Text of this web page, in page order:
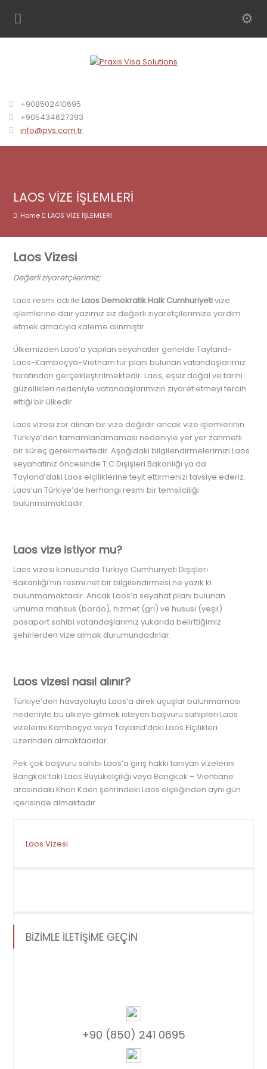
+908502410695
+905434627393
info@pvs.com.tr
LAOS VİZE İŞLEMLERİ
Home LAOS VİZE İŞLEMLERİ
Laos Vizesi
Değerli ziyaretçilerimiz;
Laos resmi adı ile Laos Demokratik Halk Cumhuriyetivize
işlemlerine dair yazımız siz değerli ziyaretçilerimize yardım
etmek amacıyla kaleme alınmıştır.
Ülkemizden Laos’a yapılan seyahatler genelde Tayland-
Laos-Kamboçya-Vietnam tur planı bulunan vatandaşlarımız
tarafından gerçekleştirilmektedir. Laos, eşsiz doğal ve tarihi
güzellikleri nedeniyle vatandaşlarımızın ziyaret etmeyi tercih
ettiği bir ülkedir.
Laos vizesi zor alınan bir vize değildir ancak vize işlemlerinin
Türkiye’den tamamlanamaması nedeniyle yer yer zahmetli
bir süreç gerekmektedir. Aşağıdaki bilgilendirmelerimizi Laos
seyahatiniz öncesinde T.C Dışişleri Bakanlığı ya da
Tayland’daki Laos elçiliklerine teyit ettirmenizi tavsiye ederiz.
Laos’un Türkiye’de herhangi resmi bir temsilciliği
bulunmamaktadır.
Laos vize istiyor mu?
Laos vizesi konusunda Türkiye Cumhuriyeti Dışişleri
Bakanlığı’nın resmi net bir bilgilendirmesi ne yazık ki
bulunmamaktadır. Ancak Laos’a seyahat planı bulunan
umuma mahsus (bordo), hizmet (gri) ve hususi (yeşil)
pasaport sahibi vatandaşlarımız yukarıda belirttiğimiz
şehirlerden vize almak durumundadırlar.
Laos vizesi nasıl alınır?
Türkiye’den havayoluyla Laos’a direk uçuşlar bulunmaması
nedeniyle bu ülkeye gitmek isteyen başvuru sahipleri Laos
vizelerini Kamboçya veya Tayland’daki Laos Elçilikleri
üzerinden almaktadırlar.
Pek çok başvuru sahibi Laos’a giriş hakkı tanıyan vizelerini
Bangkok’taki Laos Büyükelçiliği veya Bangkok – Vientiane
arasındaki Khon Kaen şehrindeki Laos elçiliğinden aynı gün
içerisinde almaktadır.
Laos Vizesi
BİZİMLE İLETİŞİME GEÇİN
+90 (850) 241 0695